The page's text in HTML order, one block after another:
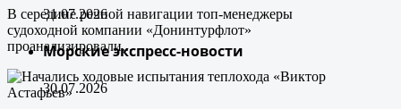
В середине речной навигации топ-менеджеры
судоходной компании «Донинтурфлот»
проанализировали...
31.07.2026
Морские экспресс-новости
30.07.2026